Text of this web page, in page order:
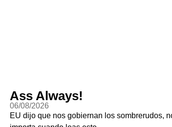
Ass Always!
06/08/2026
EU dijo que nos gobiernan los sombrerudos,